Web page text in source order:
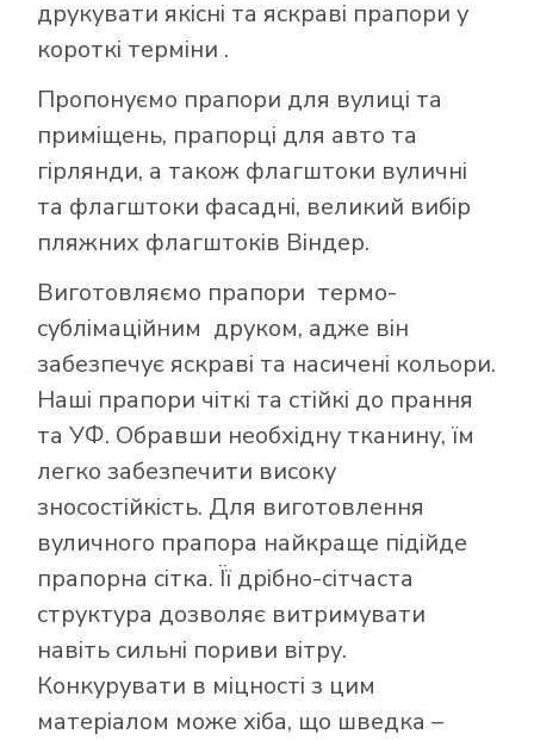
друкувати якісні та яскраві прапори у
короткі терміни .
Пропонуємо прапори для вулиці та
приміщень, прапорці для авто та
гірлянди, а також флагштоки вуличні
та флагштоки фасадні, великий вибір
пляжних флагштоків Віндер.
Виготовляємо прапори термо-
сублімаційним друком, адже він
забезпечує яскраві та насичені кольори.
Наші прапори чіткі та стійкі до прання
та УФ. Обравши необхідну тканину, їм
легко забезпечити високу
зносостійкість. Для виготовлення
вуличного прапора найкраще підійде
прапорна сітка. Її дрібно-сітчаста
структура дозволяє витримувати
навіть сильні пориви вітру.
Конкурувати в міцності з цим
матеріалом може хіба, що шведка –